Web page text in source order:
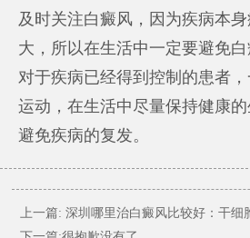
及时关注白癜风，因为疾病本
大，所以在生活中一定要避免
对于疾病已经得到控制的患者
运动，在生活中尽量保持健康的
避免疾病的复发。
上一篇: 深圳哪里治白癜风比较好：干细